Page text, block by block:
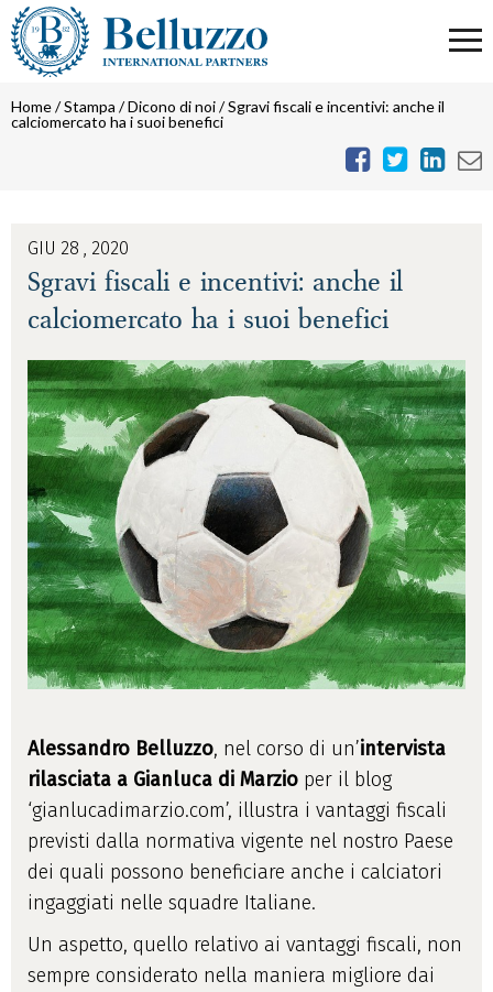
Home/Stampa / Dicono di noi/Sgravi fiscali e incentivi: anche il
calciomercato ha i suoi benefici
GIU 28 , 2020
Sgravi fiscali e incentivi: anche il
calciomercato ha i suoi benefici
Alessandro Belluzzo, nel corso di un’intervista
rilasciata a Gianluca di Marzio per il blog
‘gianlucadimarzio.com’, illustra i vantaggi fiscali
previsti dalla normativa vigente nel nostro Paese
dei quali possono beneficiare anche i calciatori
ingaggiati nelle squadre Italiane.
Un aspetto, quello relativo ai vantaggi fiscali, non
sempre considerato nella maniera migliore dai